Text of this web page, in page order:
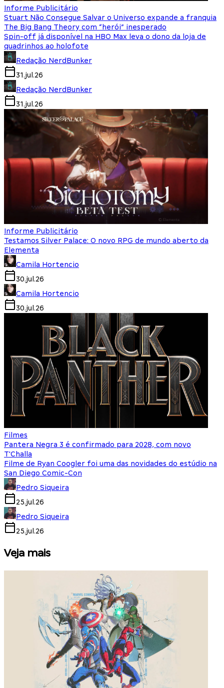
Informe Publicitário
Stuart Não Consegue Salvar o Universo expande a franquia
The Big Bang Theory com “herói” inesperado
Spin-off já disponível na HBO Max leva o dono da loja de
quadrinhos ao holofote
Redação NerdBunker
31.jul.26
Redação NerdBunker
31.jul.26
Informe Publicitário
Testamos Silver Palace: O novo RPG de mundo aberto da
Elementa
Camila Hortencio
30.jul.26
Camila Hortencio
30.jul.26
Filmes
Pantera Negra 3 é confirmado para 2028, com novo
T'Challa
Filme de Ryan Coogler foi uma das novidades do estúdio na
San Diego Comic-Con
Pedro Siqueira
25.jul.26
Pedro Siqueira
25.jul.26
Veja mais